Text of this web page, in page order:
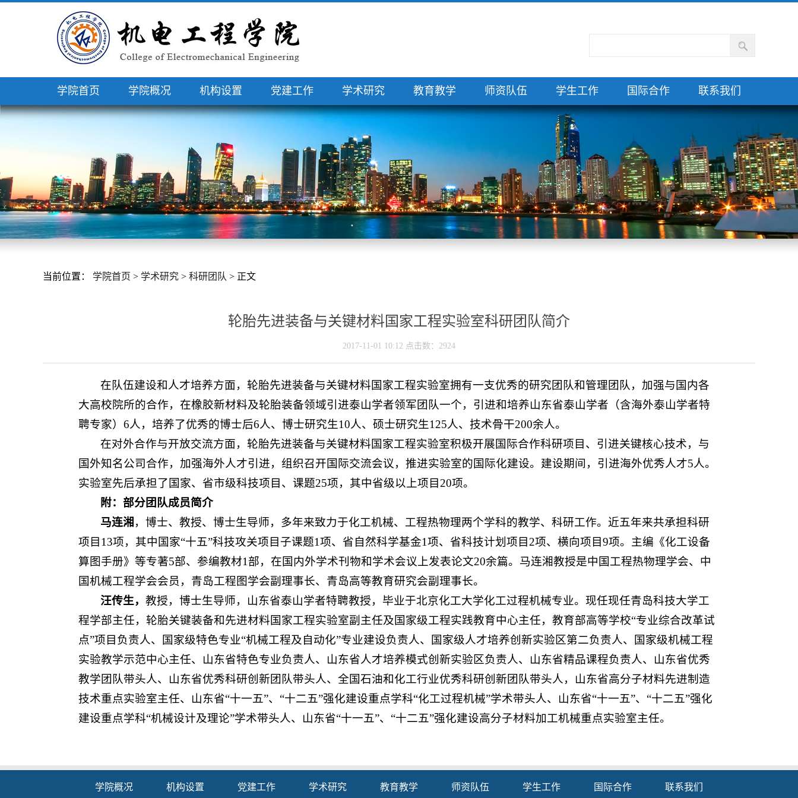
学院首页 学院概况 机构设置 党建工作 学术研究 教育教学 师资队伍 学生工作 国际合作 联系我们
当前位置： 学院首页 > 学术研究 > 科研团队 > 正文
轮胎先进装备与关键材料国家工程实验室科研团队简介
2017-11-01 10:12 点击数： 2924
在队伍建设和人才培养方面，轮胎先进装备与关键材料国家工程实验室拥有一支优秀的研究团队和管理团队，加强与国内各
大高校院所的合作，在橡胶新材料及轮胎装备领域引进泰山学者领军团队一个，引进和培养山东省泰山学者（含海外泰山学者特
聘专家）6人，培养了优秀的博士后6人、博士研究生10人、硕士研究生125人、技术骨干200余人。
在对外合作与开放交流方面，轮胎先进装备与关键材料国家工程实验室积极开展国际合作科研项目、引进关键核心技术，与
国外知名公司合作，加强海外人才引进，组织召开国际交流会议，推进实验室的国际化建设。建设期间，引进海外优秀人才5人。
实验室先后承担了国家、省市级科技项目、课题25项，其中省级以上项目20项。
附：部分团队成员简介
马连湘 ，博士、教授、博士生导师，多年来致力于化工机械、工程热物理两个学科的教学、科研工作。近五年来共承担科研
项目13项，其中国家“十五”科技攻关项目子课题1项、省自然科学基金1项、省科技计划项目2项、横向项目9项。主编《化工设备
算图手册》等专著5部、参编教材1部，在国内外学术刊物和学术会议上发表论文20余篇。马连湘教授是中国工程热物理学会、中
国机械工程学会会员，青岛工程图学会副理事长、青岛高等教育研究会副理事长。
汪传生，教授，博士生导师，山东省泰山学者特聘教授，毕业于北京化工大学化工过程机械专业。现任现任青岛科技大学工
程学部主任，轮胎关键装备和先进材料国家工程实验室副主任及国家级工程实践教育中心主任，教育部高等学校“专业综合改革试
点”项目负责人、国家级特色专业“机械工程及自动化”专业建设负责人、国家级人才培养创新实验区第二负责人、国家级机械工程
实验教学示范中心主任、山东省特色专业负责人、山东省人才培养模式创新实验区负责人、山东省精品课程负责人、山东省优秀
教学团队带头人、山东省优秀科研创新团队带头人、全国石油和化工行业优秀科研创新团队带头人，山东省高分子材料先进制造
技术重点实验室主任、山东省“十一五”、“十二五”强化建设重点学科“化工过程机械”学术带头人、山东省“十一五”、“十二五”强化
建设重点学科“机械设计及理论”学术带头人、山东省“十一五”、“十二五”强化建设高分子材料加工机械重点实验室主任。
学院概况 机构设置 党建工作 学术研究 教育教学 师资队伍 学生工作 国际合作 联系我们